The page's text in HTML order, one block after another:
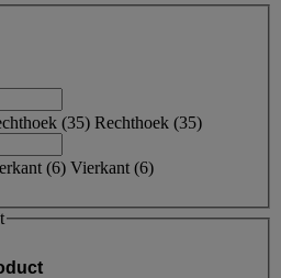
(35) Rechthoek (35)
(6) Vierkant (6)